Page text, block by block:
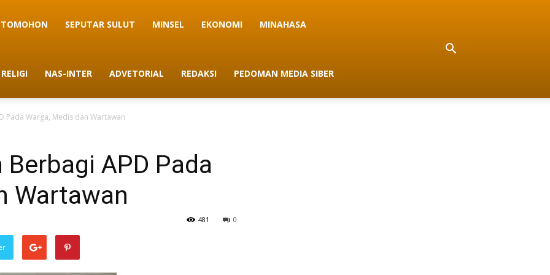
TOMOHON SEPUTAR SULUT MINSEL EKONOMI MINAHASA
RELIGI NAS-INTER ADVETORIAL REDAKSI PEDOMAN MEDIA SIBER
Pada Warga, Medis dan Wartawan
APD Pada
Wartawan
0
481